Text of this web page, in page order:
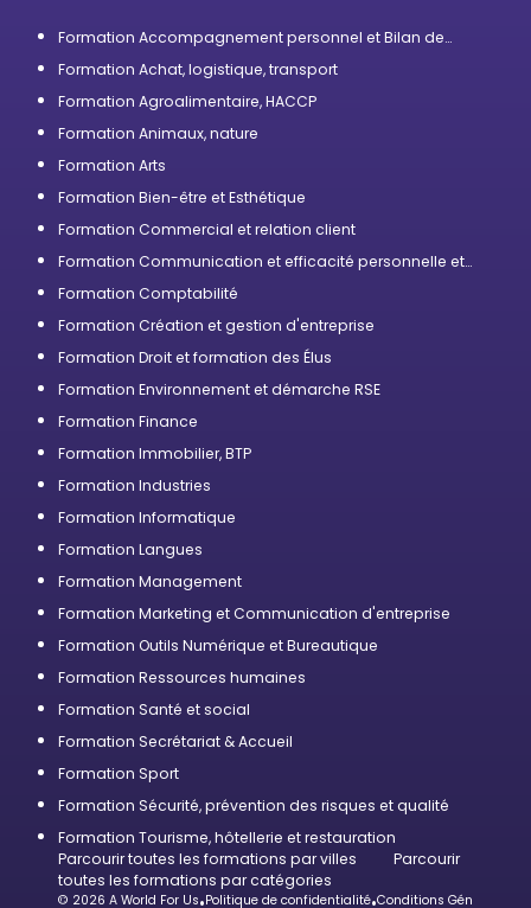
Formation Accompagnement personnel et Bilan de
Formation Achat, logistique, transport
Formation Agroalimentaire, HACCP
Formation Animaux, nature
Formation Arts
Formation Bien-être et Esthétique
Formation Commercial et relation client
Formation Communication et efficacité personnelle et
Formation Comptabilité
Formation Création et gestion d'entreprise
Formation Droit et formation des Élus
Formation Environnement et démarche RSE
Formation Finance
Formation Immobilier, BTP
Formation Industries
Formation Informatique
Formation Langues
Formation Management
Formation Marketing et Communication d'entreprise
Formation Outils Numérique et Bureautique
Formation Ressources humaines
Formation Santé et social
Formation Secrétariat & Accueil
Formation Sport
Formation Sécurité, prévention des risques et qualité
Formation Tourisme, hôtellerie et restauration
Parcourir toutes les formations par villes
Parcourir
toutes les formations par catégories
© 2026 A World For Us•Politique de confidentialité•Conditions Générales